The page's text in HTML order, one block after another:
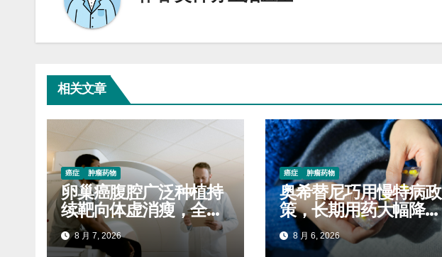
相关文章
癌症 肿瘤药物
卵巢癌腹腔广泛种植持
续靶向体虚消瘦，全程
服药稳固生存质量延缓
进展
8 月 7, 2026
癌症 肿瘤药物
奥希替尼巧用慢特病政
策，长期用药大幅降低
自付开支
8 月 6, 2026